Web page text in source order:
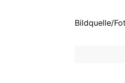
Bildquelle/